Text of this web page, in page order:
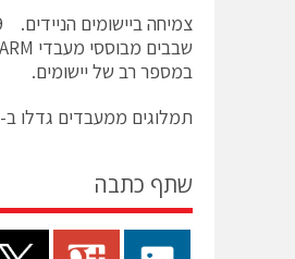
במספר רב של יישומים.
תמלוגים ממעבדים גדלו ב-7%.
שתף כתבה